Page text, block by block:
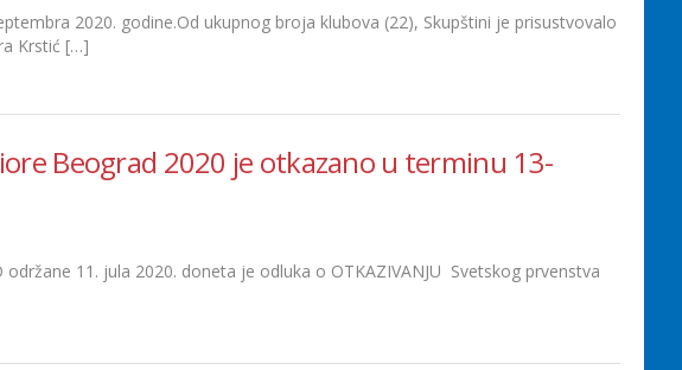
2020. godine.Od ukupnog broja klubova (22), Skupštini je prisustvovalo
Krstić […]
Beograd 2020 je otkazano u terminu 13-
11. jula 2020. doneta je odluka o OTKAZIVANJU Svetskog prvenstva